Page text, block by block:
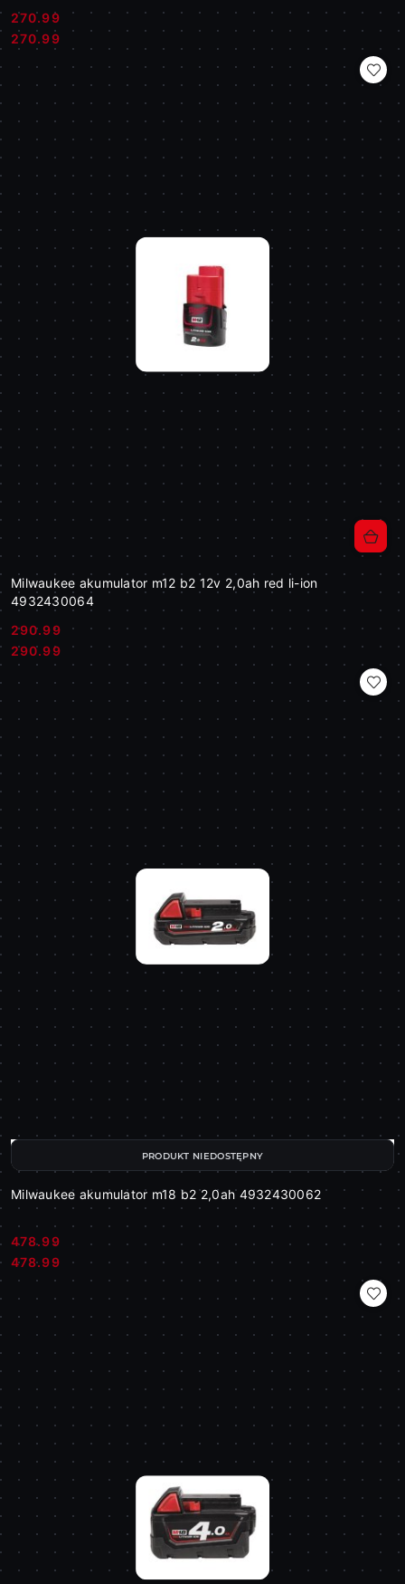
Cena:
270.99
Cena:
270.99
Milwaukee akumulator m12 b2 12v 2,0ah red li-ion
4932430064
Cena:
290.99
Cena:
290.99
Milwaukee akumulator m18 b2 2,0ah 4932430062
Cena:
478.99
Cena:
478.99
PRODUKT NIEDOSTĘPNY